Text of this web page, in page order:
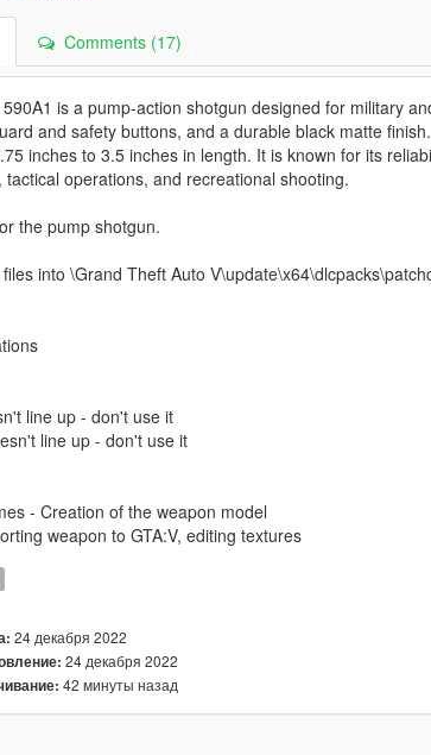
Comments (17)
is a pump-action shotgun designed for military
and safety buttons, and a durable black matte
inches to 3.5 inches in length. It is known for its
tactical operations, and recreational shooting.
the pump shotgun.
into \Grand Theft Auto
line up - don't use it
line up - don't use it
- Creation of the weapon model
weapon to GTA:V, editing textures
24 декабря 2022
24 декабря 2022
42 минуты назад